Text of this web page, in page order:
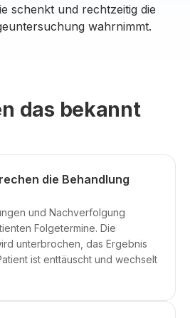
schenkt und rechtzeitig die
wahrnimmt.
das bekannt
die Behandlung
und Nachverfolgung
Folgetermine. Die
unterbrochen, das Ergebnis
ist enttäuscht und wechselt